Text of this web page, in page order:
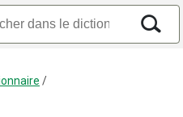
/